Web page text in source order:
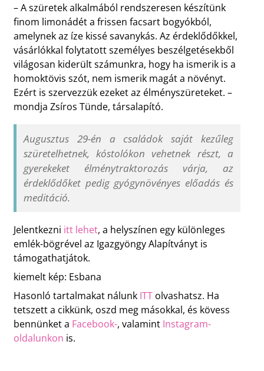
– A szüretek alkalmából rendszeresen készítünk
finom limonádét a frissen facsart bogyókból,
amelynek az íze kissé savanykás. Az érdeklődőkkel,
vásárlókkal folytatott személyes beszélgetésekből
világosan kiderült számunkra, hogy ha ismerik is a
homoktövis szót, nem ismerik magát a növényt.
Ezért is szervezzük ezeket az élményszüreteket. –
mondja Zsíros Tünde, társalapító.
Augusztus 29-én a családok saját kezűleg
szüretelhetnek, kóstolókon vehetnek részt, a
gyerekeket élménytraktorozás várja, az
érdeklődőket pedig gyógynövényes előadás és
meditáció.
Jelentkezni itt lehet, a helyszínen egy különleges
emlék-bögrével az Igazgyöngy Alapítványt is
támogathatjátok.
kiemelt kép: Esbana
Hasonló tartalmakat nálunk ITTolvashatsz. Ha
tetszett a cikkünk, oszd meg másokkal, és kövess
bennünket a Facebook-, valamint Instagram-
oldalunkon is.